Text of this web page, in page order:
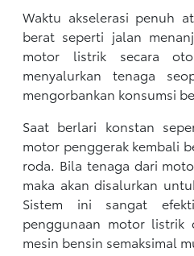
Waktu akselerasi penuh
berat seperti jalan
motor listrik secara
menyalurkan tenaga
mengorbankan konsumsi
Saat berlari konstan
motor penggerak kembali
roda. Bila tenaga dari
maka akan disalurkan
Sistem ini sangat
penggunaan motor listrik
mesin bensin semaksimal